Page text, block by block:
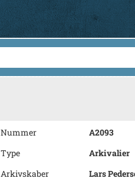
Nummer
A2093
Type
Arkivalier
Arkivskaber
Lars